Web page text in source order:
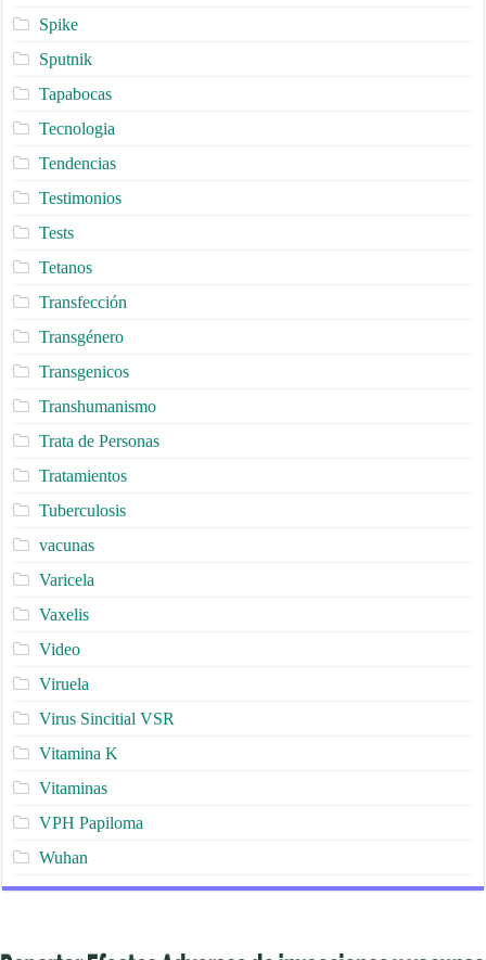
Spike
Sputnik
Tapabocas
Tecnologia
Tendencias
Testimonios
Tests
Tetanos
Transfección
Transgénero
Transgenicos
Transhumanismo
Trata de Personas
Tratamientos
Tuberculosis
vacunas
Varicela
Vaxelis
Video
Viruela
Virus Sincitial VSR
Vitamina K
Vitaminas
VPH Papiloma
Wuhan